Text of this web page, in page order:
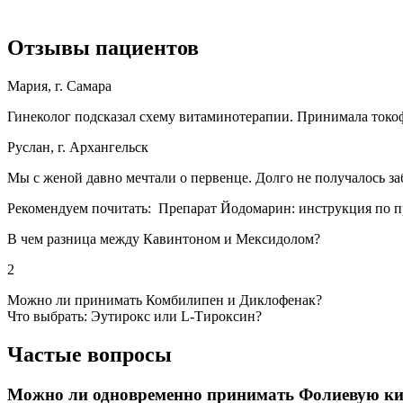
Отзывы пациентов
Мария, г. Самара
Гинеколог подсказал схему витаминотерапии. Принимала
Руслан, г. Архангельск
Мы с женой давно мечтали о первенце. Долго не получалось
Рекомендуем почитать: Препарат Йодомарин: инструкция по
В чем разница между Кавинтоном и Мексидолом?
2
Можно ли принимать Комбилипен и Диклофенак?
Что выбрать: Эутирокс или L-Тироксин?
Частые вопросы
Можно ли одновременно принимать Фолиевую